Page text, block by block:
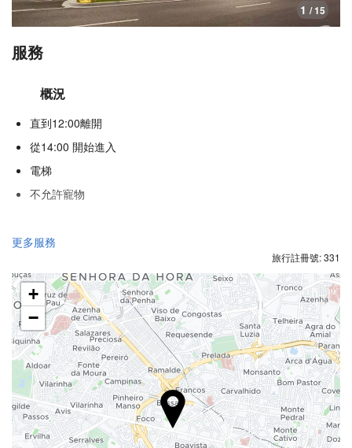
1 / 15
服務
概況
直到12:00離開
從14:00 開始進入
電梯
不允許寵物
接待服務
行李寄存
食品與飲品
單點餐廳
酒巴
停車
更多服務
旅行註冊號: 331
+
−